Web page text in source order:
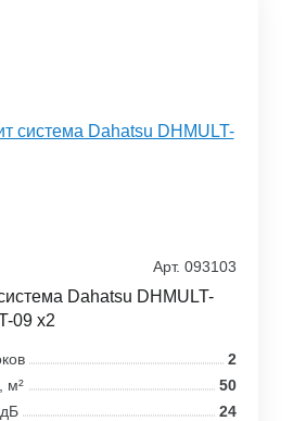
Арт. 093103
Dahatsu DHMULT-
09 x2
2
м²
50
24